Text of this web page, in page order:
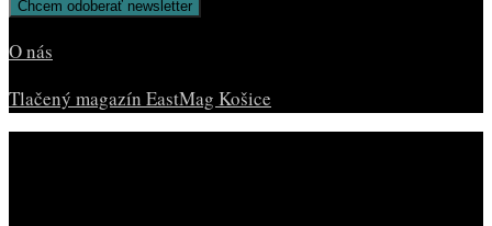
O nás
Tlačený magazín EastMag Košice